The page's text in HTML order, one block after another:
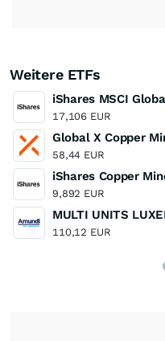
Weitere ETFs
17,106 EUR
58,44 EUR
9,892 EUR
110,12 EUR